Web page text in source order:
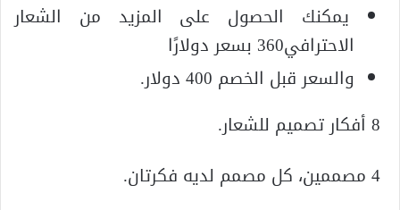
يمكنك الحصول على المزيد من الشعار
الاحترافي360 بسعر دولارًا
والسعر قبل الخصم 400 دولار.